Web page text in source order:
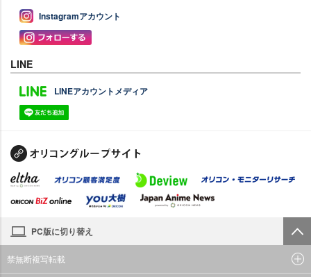
Instagramアカウント
LINE
LINEアカウントメディア
PC版に切り替え
禁無断複写転載